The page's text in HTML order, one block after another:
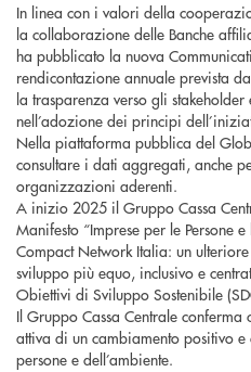
In linea con i valori della
la collaborazione delle Banche
ha pubblicato la nuova
rendicontazione annuale prevista
la trasparenza verso gli
nell’adozione dei principi
Nella piattaforma pubblica del
consultare i dati aggregati, anche
organizzazioni aderenti.
A inizio 2025 il Gruppo Cassa
Manifesto “Imprese per le Persone
Compact Network Italia: un
sviluppo più equo, inclusivo e
Obiettivi di Sviluppo Sostenibile
Il Gruppo Cassa Centrale
attiva di un cambiamento positivo
persone e dell’ambiente.